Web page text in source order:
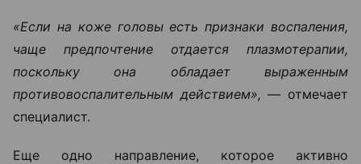
«Если на коже головы есть признаки воспаления,
чаще предпочтение отдается плазмотерапии,
поскольку она обладает выраженным
противовоспалительным действием», — отмечает
специалист.
Еще одно направление, которое активно